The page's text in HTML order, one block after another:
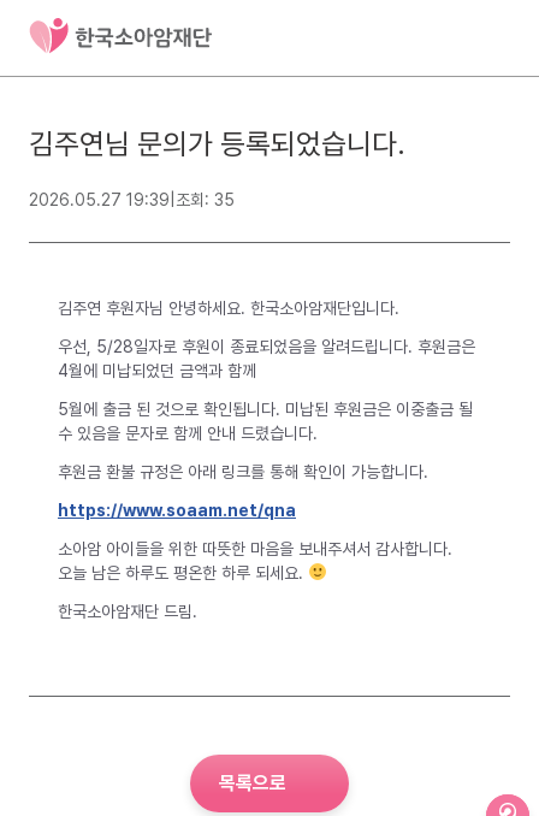
김주연님 문의가 등록되었습니다.
2026.05.27 19:39 조회: 35
김주연 후원자님 안녕하세요. 한국소아암재단입니다.
우선, 5/28일자로 후원이 종료되었음을 알려드립니다. 후원금은
4월에 미납되었던 금액과 함께
5월에 출금 된 것으로 확인됩니다. 미납된 후원금은 이중출금 될
수 있음을 문자로 함께 안내 드렸습니다.
후원금 환불 규정은 아래 링크를 통해 확인이 가능합니다.
https://www.soaam.net/qna
소아암 아이들을 위한 따뜻한 마음을 보내주셔서 감사합니다.
오늘 남은 하루도 평온한 하루 되세요.
한국소아암재단 드림.
목록으로